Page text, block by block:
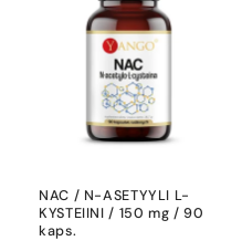
NAC / N-ASETYYLI L-
KYSTEIINI / 150 mg / 90
kaps.